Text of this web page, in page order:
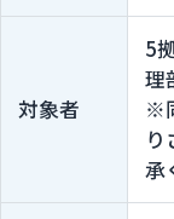
対象者
5
理
※
り
承